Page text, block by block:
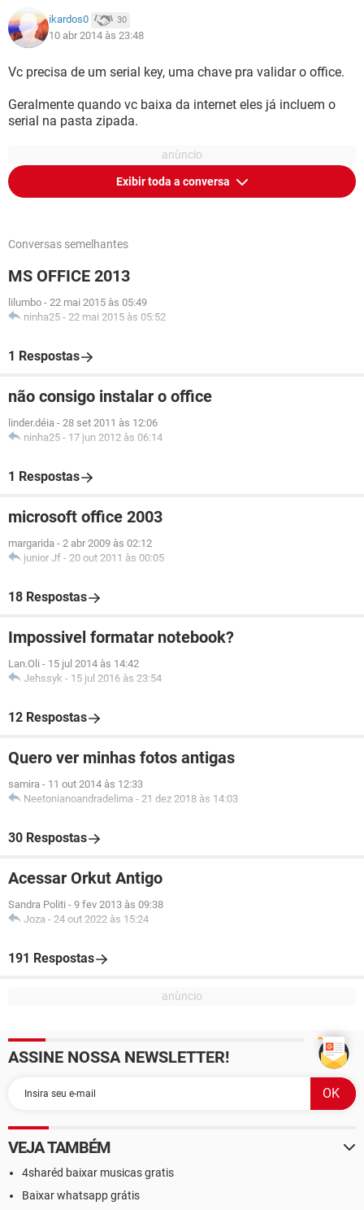
ikardos0 30
10 abr 2014 às 23:48
Vc precisa de um serial key, uma chave pra validar o office.
Geralmente quando vc baixa da internet eles já incluem o
serial na pasta zipada.
Exibir toda a conversa
Conversas semelhantes
MS OFFICE 2013
lilumbo - 22 mai 2015 às 05:49
ninha25 - 22 mai 2015 às 05:52
1 Respostas
não consigo instalar o office
linder.déia - 28 set 2011 às 12:06
ninha25 - 17 jun 2012 às 06:14
1 Respostas
microsoft office 2003
margarida - 2 abr 2009 às 02:12
junior Jf - 20 out 2011 às 00:05
18 Respostas
Impossivel formatar notebook?
Lan.Oli - 15 jul 2014 às 14:42
Jehssyk - 15 jul 2016 às 23:54
12 Respostas
Quero ver minhas fotos antigas
samira - 11 out 2014 às 12:33
Neetonianoandradelima - 21 dez 2018 às 14:03
30 Respostas
Acessar Orkut Antigo
Sandra Politi - 9 fev 2013 às 09:38
Joza - 24 out 2022 às 15:24
191 Respostas
ASSINE NOSSA NEWSLETTER!
VEJA TAMBÉM
4sharéd baixar musicas gratis
Baixar whatsapp grátis